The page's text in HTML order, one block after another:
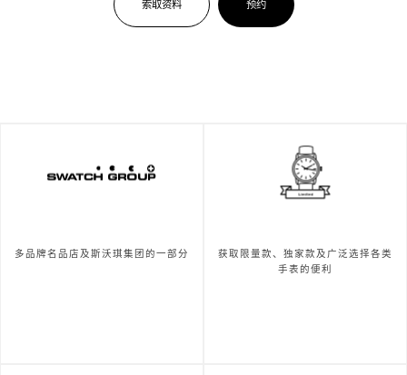
索取资料 预约
多品牌名品店及斯沃琪集团的一部分
获取限量款、独家款及广泛选择各类
手表的便利